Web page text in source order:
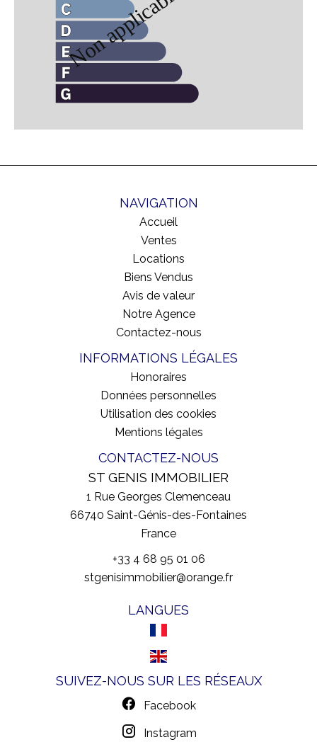
NAVIGATION
Accueil
Ventes
Locations
Biens Vendus
Avis de valeur
Notre Agence
Contactez-nous
INFORMATIONS LÉGALES
Honoraires
Données personnelles
Utilisation des cookies
Mentions légales
CONTACTEZ-NOUS
ST GENIS IMMOBILIER
1 Rue Georges Clemenceau
66740 Saint-Génis-des-Fontaines
France
+33 4 68 95 01 06
stgenisimmobilier@orange.fr
LANGUES
SUIVEZ-NOUS SUR LES RÉSEAUX
Facebook
Instagram